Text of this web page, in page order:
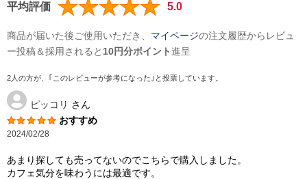
平均評価 5.0
商品が届いた後ご使用いただき、 マイページの注文履歴からレビュ
ー投稿＆採用されると 10円分ポイント進呈
2人の方が、｢このレビューが参考になった｣と投票しています。
ピッコリ さん
おすすめ
2024/02/28
あまり探しても売ってないのでこちらで購入しました。
カフェ気分を味わうには最適です。